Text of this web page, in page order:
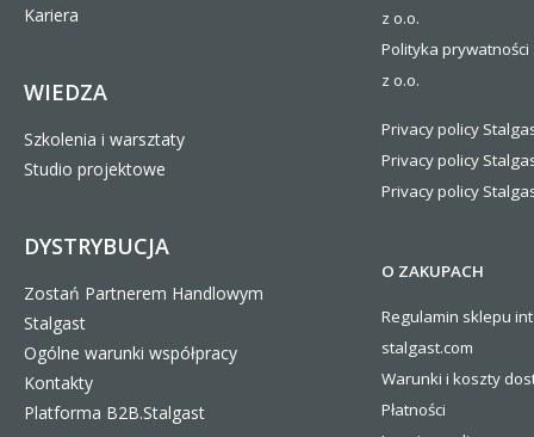
Kariera
WIEDZA
Szkolenia i warsztaty
Studio projektowe
DYSTRYBUCJA
Zostań Partnerem Handlowym
Stalgast
Ogólne warunki współpracy
Kontakty
Platforma B2B.Stalgast
z o.o.
Polityka
z o.o.
Privacy policy
Privacy policy
Privacy policy
O ZAKUPACH
Regulamin sklepu
stalgast.com
Warunki i koszty
Płatności